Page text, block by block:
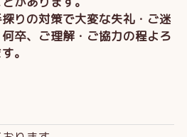
りの対策で大変な失礼・ご迷
卒、ご理解・ご協力の程よろ
。